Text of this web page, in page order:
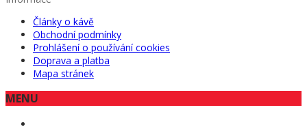
Články o kávě
Obchodní podmínky
Prohlášení o používání cookies
Doprava a platba
Mapa stránek
MENU